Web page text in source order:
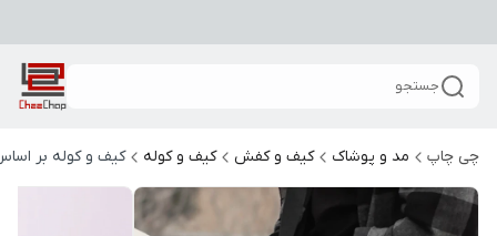
جستجو
چی چاپ مد و پوشاک کیف و کفش کیف و کوله کیف و کوله بر